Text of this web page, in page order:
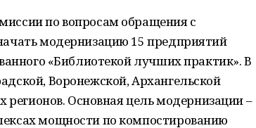
по вопросам обращения с
модернизацию 15 предприятий
«Библиотекой лучших практик». В
Воронежской, Архангельской
регионов. Основная цель модернизации –
мощности по компостированию